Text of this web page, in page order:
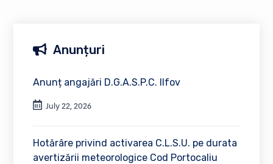
Anunțuri
Anunț angajări D.G.A.S.P.C. Ilfov
July 22, 2026
Hotărâre privind activarea C.L.S.U. pe durata
avertizării meteorologice Cod Portocaliu